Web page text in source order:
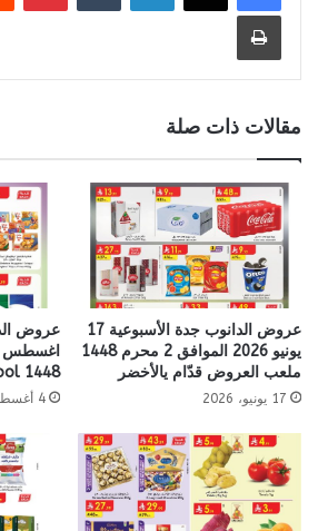
طباعة
مقالات ذات صلة
عروض الدانوب جدة الأسبوعية 17
يونيو 2026 الموافق 2 محرم 1448
ملعب العروض قدّام يالأخضر
17 يونيو، 2026
1448 Back To School
4 أغسطس، 2026